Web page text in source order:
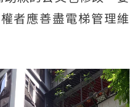
者應善盡電梯管理維